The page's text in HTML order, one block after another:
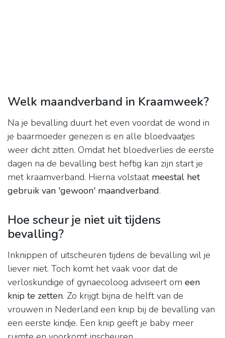
Welk maandverband in Kraamweek?
Na je bevalling duurt het even voordat de wond in
je baarmoeder genezen is en alle bloedvaatjes
weer dicht zitten. Omdat het bloedverlies de eerste
dagen na de bevalling best heftig kan zijn start je
met kraamverband. Hierna volstaat meestal het
gebruik van 'gewoon' maandverband.
Hoe scheur je niet uit tijdens
bevalling?
Inknippen of uitscheuren tijdens de bevalling wil je
liever niet. Toch komt het vaak voor dat de
verloskundige of gynaecoloog adviseert om een
knip te zetten. Zo krijgt bijna de helft van de
vrouwen in Nederland een knip bij de bevalling van
een eerste kindje. Een knip geeft je baby meer